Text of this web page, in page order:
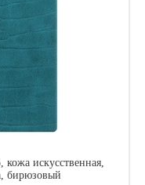
искусственная,
бирюзовый